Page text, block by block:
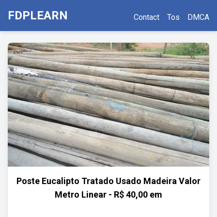
FDPLEARN Contact Tos DMCA
Poste Eucalipto Tratado Usado Madeira Valor
Metro Linear - R$ 40,00 em